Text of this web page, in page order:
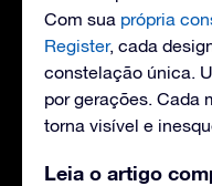
Com sua própria
Register, cada
constelação única.
por gerações. Cada
torna visível e
Leia o artigo